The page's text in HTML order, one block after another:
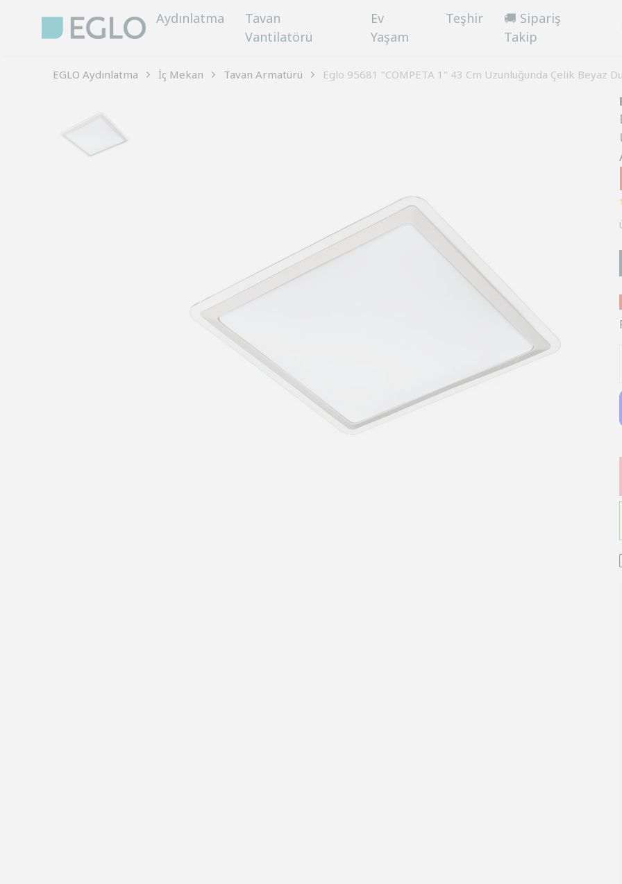
Aydınlatma
Tavan
Vantilatörü
Ev
Yaşam
Teşhir
🚚 Sipariş
Takip
EGLO Aydınlatma İç Mekan Tavan Armatürü Eglo 95681 "COMPETA 1" 43 Cm Uzunluğunda Çelik Beyaz